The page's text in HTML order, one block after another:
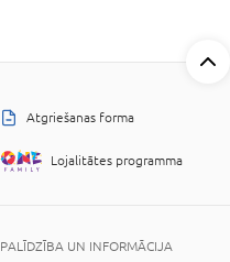
Atgriešanas forma
Lojalitātes programma
PALĪDZĪBA UN INFORMĀCIJA